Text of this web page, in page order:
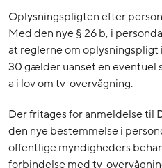
Oplysningspligten efter
Med den nye § 26 b, i
at reglerne om oplysningspligt
30 gælder uanset en eventuel
a i lov om tv-overvågning.
Der fritages for anmeldelse til
den nye bestemmelse i
offentlige myndigheders
forbindelse med tv-